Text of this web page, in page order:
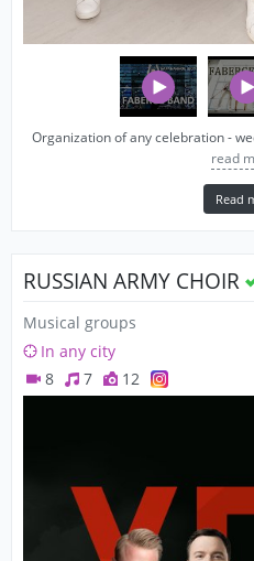
Organization of any celebration -
read
Read
RUSSIAN ARMY CHOIR
Musical groups
In any city
8
7 12